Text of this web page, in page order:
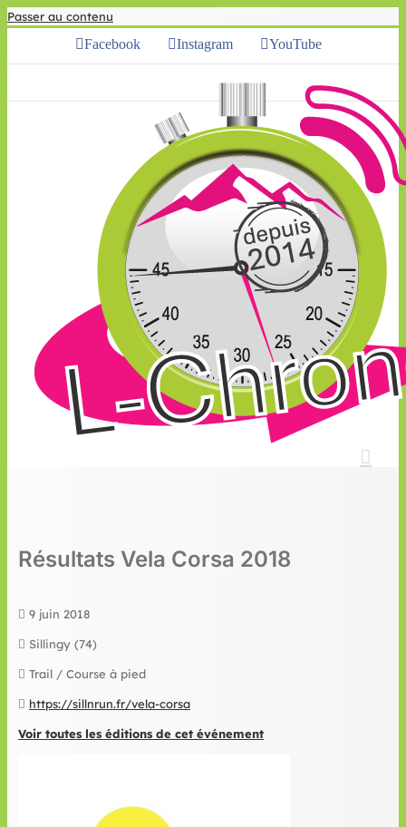
Passer au contenu
Facebook Instagram YouTube
Résultats Vela Corsa 2018
9 juin 2018
Sillingy (74)
Trail / Course à pied
https://sillnrun.fr/vela-corsa
Voir toutes les éditions de cet événement